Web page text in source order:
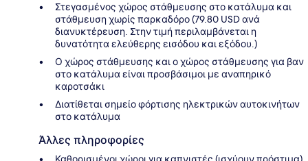
Στεγασμένος χώρος στάθμευσης στο κατάλυμα και
στάθμευση χωρίς παρκαδόρο (79.80 USD ανά
διανυκτέρευση. Στην τιμή περιλαμβάνεται η
δυνατότητα ελεύθερης εισόδου και εξόδου.)
Ο χώρος στάθμευσης και ο χώρος στάθμευσης για βαν
στο κατάλυμα είναι προσβάσιμοι με αναπηρικό
καροτσάκι
Διατίθεται σημείο φόρτισης ηλεκτρικών αυτοκινήτων
στο κατάλυμα
Άλλες πληροφορίες